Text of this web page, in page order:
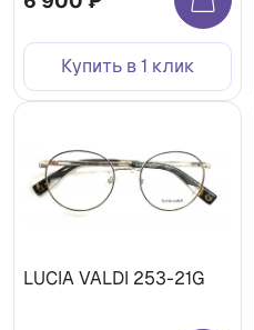
Купить в 1 клик
LUCIA VALDI 253-21G